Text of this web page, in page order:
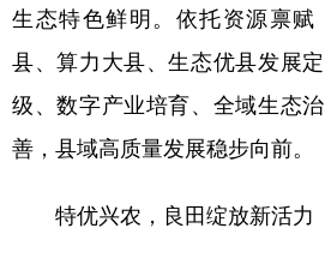
法律 中央文件
食品 人居 信
学术中国 乡村振兴
生态特色鲜明。依托资源禀赋
县、算力大县、生态优县发展
级、数字产业培育、全域生态
善，县域高质量发展稳步向前。
特优兴农，良田绽放新活力